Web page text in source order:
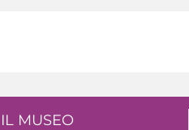
IL MUSEO